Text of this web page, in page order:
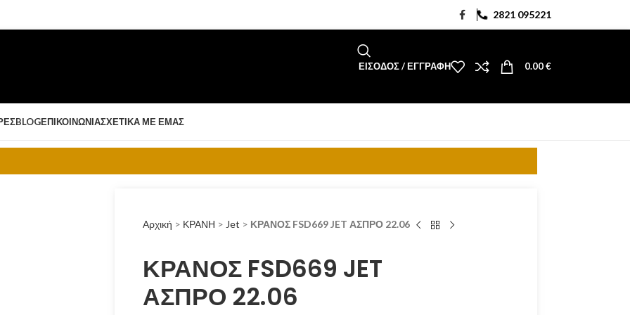
2821 095221
ΕΊΣΟΔΟΣ / ΕΓΓΡΑΦΉ 0.00€
BLOGΕΠΙΚΟΙΝΩΝΊΑΣΧΕΤΙΚΆ ΜΕ ΕΜΆΣ
Αρχική > ΚΡΑΝΗ > Jet > ΚΡΑΝΟΣ FSD669 JET ΑΣΠΡΟ 22.06
ΚΡΑΝΟΣ FSD669 JET
ΑΣΠΡΟ 22.06